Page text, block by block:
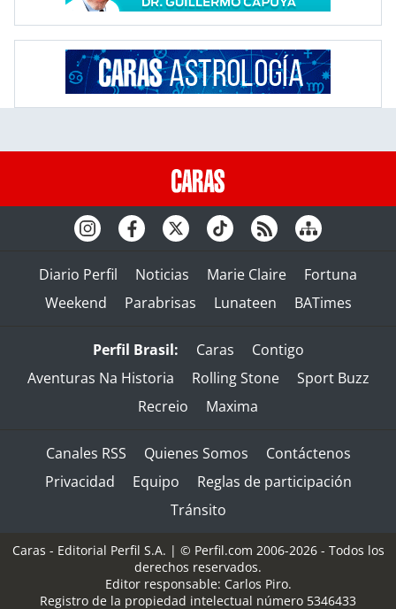
Diario Perfil Noticias Marie Claire
Fortuna
Weekend
Parabrisas Lunateen BATimes
Perfil Brasil: Caras
Contigo
Aventuras Na Historia
Rolling Stone
Sport Buzz
Recreio
Maxima
Canales RSS Quienes Somos
Contáctenos
Privacidad
Equipo
Reglas de participación
Tránsito
Caras - Editorial Perfil S.A. | © Perfil.com 2006-2026 - Todos los
derechos reservados.
Editor responsable: Carlos Piro.
Registro de la propiedad intelectual número 5346433